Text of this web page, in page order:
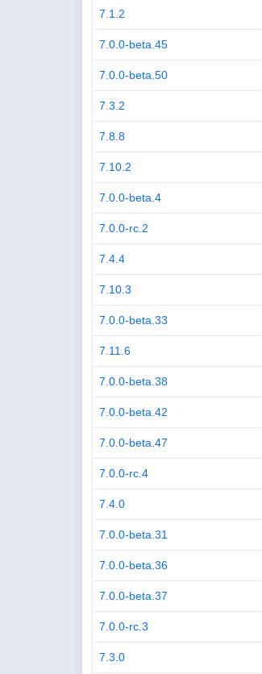
7.1.2
7.0.0-beta.45
7.0.0-beta.50
7.3.2
7.8.8
7.10.2
7.0.0-beta.4
7.0.0-rc.2
7.4.4
7.10.3
7.0.0-beta.33
7.11.6
7.0.0-beta.38
7.0.0-beta.42
7.0.0-beta.47
7.0.0-rc.4
7.4.0
7.0.0-beta.31
7.0.0-beta.36
7.0.0-beta.37
7.0.0-rc.3
7.3.0